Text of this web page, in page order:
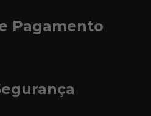
Pagamento